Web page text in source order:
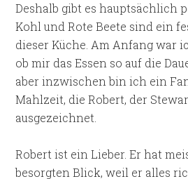
Deshalb gibt es hauptsächlich
Kohl und Rote Beete sind ein
dieser Küche. Am Anfang war
ob mir das Essen so auf die
aber inzwischen bin ich ein
Mahlzeit, die Robert, der
ausgezeichnet.
Robert ist ein Lieber. Er hat
besorgten Blick, weil er alles